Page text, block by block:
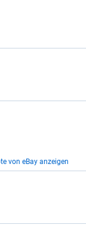
von eBay anzeigen